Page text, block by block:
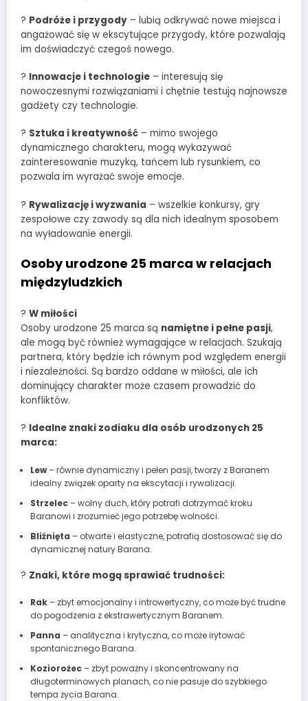
? Podróże i przygody – lubią odkrywać nowe miejsca i
angażować się w ekscytujące przygody, które pozwalają
im doświadczyć czegoś nowego.
? Innowacje i technologie – interesują się
nowoczesnymi rozwiązaniami i chętnie testują najnowsze
gadżety czy technologie.
? Sztuka i kreatywność – mimo swojego
dynamicznego charakteru, mogą wykazywać
zainteresowanie muzyką, tańcem lub rysunkiem, co
pozwala im wyrażać swoje emocje.
? Rywalizację i wyzwania – wszelkie konkursy, gry
zespołowe czy zawody są dla nich idealnym sposobem
na wyładowanie energii.
Osoby urodzone 25 marca w relacjach
międzyludzkich
? W miłości
Osoby urodzone 25 marca są namiętne i pełne pasji,
ale mogą być również wymagające w relacjach. Szukają
partnera, który będzie ich równym pod względem energii
i niezależności. Są bardzo oddane w miłości, ale ich
dominujący charakter może czasem prowadzić do
konfliktów.
? Idealne znaki zodiaku dla osób urodzonych 25
marca:
Lew– równie dynamiczny i pełen pasji, tworzy z Baranem
idealny związek oparty na ekscytacji i rywalizacji.
Strzelec– wolny duch, który potrafi dotrzymać kroku
Baranowi i zrozumieć jego potrzebę wolności.
Bliźnięta – otwarte i elastyczne, potrafią dostosować się do
dynamicznej natury Barana.
? Znaki, które mogą sprawiać trudności:
Rak– zbyt emocjonalny i introwertyczny, co może być trudne
do pogodzenia z ekstrawertycznym Baranem.
Panna – analityczna i krytyczna, co może irytować
spontanicznego Barana.
Koziorożec– zbyt poważny i skoncentrowany na
długoterminowych planach, co nie pasuje do szybkiego
tempa życia Barana.